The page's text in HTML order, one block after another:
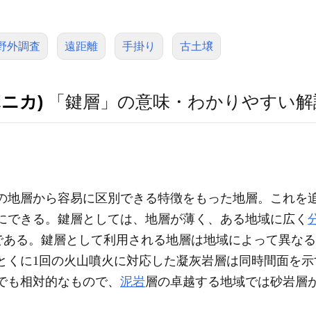
外調査 遠距離 手掛り 古土壌
カ) 「鍵層」の意味・わかりやすい
地層から容易に区別できる特徴をもった地層。これを
できる。鍵層としては、地層が薄く、ある地域に広く
る。鍵層として利用される地層は地域によって異な
くに1回の火山噴火に対応した凝灰岩層は同時間面を
相対的なもので、 泥岩層の卓越する地域では砂岩層